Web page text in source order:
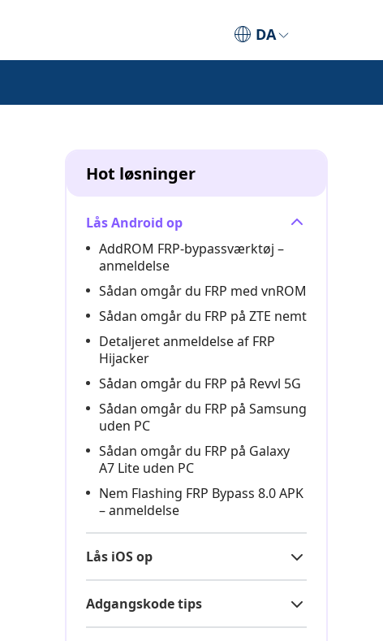
DA
Hot løsninger
Lås Android op
AddROM FRP-bypassværktøj –
anmeldelse
Sådan omgår du FRP med vnROM
Sådan omgår du FRP på ZTE nemt
Detaljeret anmeldelse af FRP
Hijacker
Sådan omgår du FRP på Revvl 5G
Sådan omgår du FRP på Samsung
uden PC
Sådan omgår du FRP på Galaxy
A7 Lite uden PC
Nem Flashing FRP Bypass 8.0 APK
– anmeldelse
Lås iOS op
Adgangskode tips